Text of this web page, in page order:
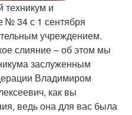
техникум и
№ 34 с 1 сентября
учреждением.
слияние – об этом мы
заслуженным
Владимиром
как вы
ведь она для вас была